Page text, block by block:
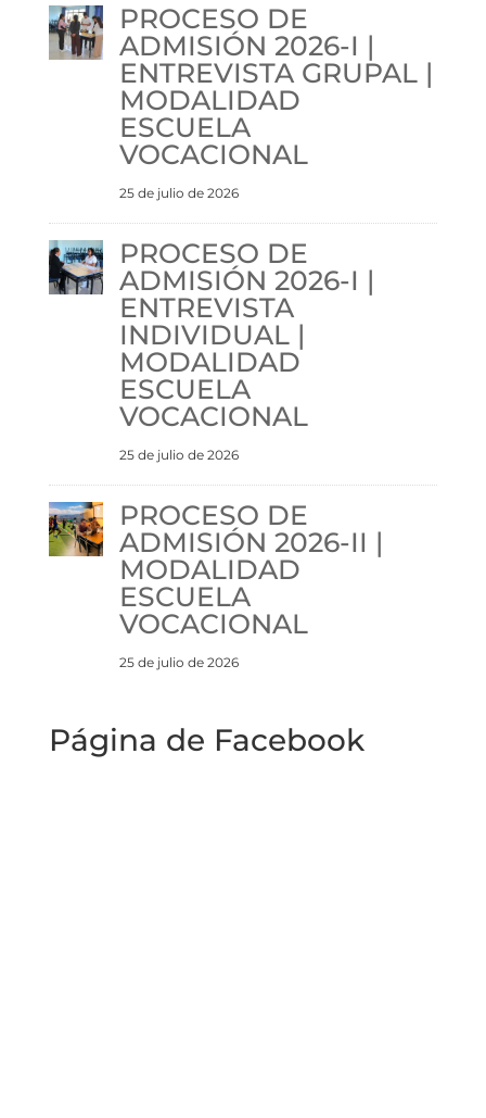
PROCESO DE
ADMISIÓN 2026-I |
ENTREVISTA GRUPAL |
MODALIDAD
ESCUELA
VOCACIONAL
25 de julio de 2026
PROCESO DE
ADMISIÓN 2026-I |
ENTREVISTA
INDIVIDUAL |
MODALIDAD
ESCUELA
VOCACIONAL
25 de julio de 2026
PROCESO DE
ADMISIÓN 2026-II |
MODALIDAD
ESCUELA
VOCACIONAL
25 de julio de 2026
Página de Facebook